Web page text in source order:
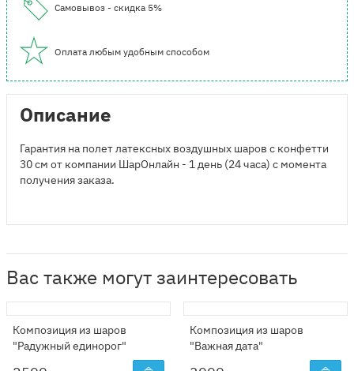
Самовывоз - скидка 5%
Оплата любым удобным способом
Описание
Гарантия на полет латексных воздушных шаров с конфетти
30 см от компании ШарОнлайн - 1 день (24 часа) с момента
получения заказа.
Вас также могут заинтересовать
Композиция из шаров
"Радужный единорог"
Композиция из шаров
"Важная дата"